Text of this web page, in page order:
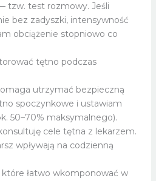
tzw. test rozmowy. Jeśli
bez zadyszki, intensywność
obciążenie stopniowo co
tętno podczas
utrzymać bezpieczną
spoczynkowe i ustawiam
50–70% maksymalnego).
cele tętna z lekarzem.
wpływają na codzienną
łatwo wkomponować w